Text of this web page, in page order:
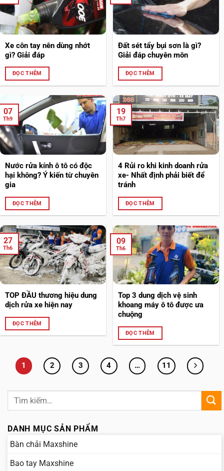
Xe côn tay nên dùng nhớt
gì? Giải đáp
ĐỌC THÊM
Đất sét tẩy bụi sơn là gì?
Giải đáp chuyên môn
ĐỌC THÊM
Nước rửa kính ô tô có độc
hại không? Ý kiến từ chuyên
gia
ĐỌC THÊM
07
Th9
4 Rủi ro khi kinh doanh rửa
xe- Nhất định phải biết để
tránh
ĐỌC THÊM
19
Th7
TOP ĐẦU thương hiệu dung
dịch rửa xe hiện nay
ĐỌC THÊM
27
Th6
Top 3 dung dịch vệ sinh
khoang máy ô tô được ưa
chuộng
ĐỌC THÊM
09
Th6
1 2 3 4 … 11
DANH MỤC SẢN PHẨM
Bàn chải Maxshine
Bao tay Maxshine